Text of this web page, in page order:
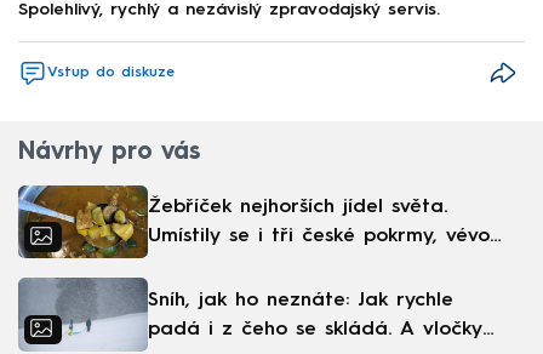
Spolehlivý, rychlý a nezávislý zpravodajský servis.
Vstup do diskuze
Návrhy pro vás
Žebříček nejhorších jídel světa.
Umístily se i tři české pokrmy, vévodí
Sníh, jak ho neznáte: Jak rychle
padá i z čeho se skládá. A vločky